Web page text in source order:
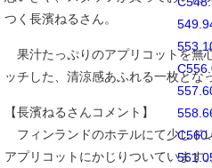
つく長濱ねるさん。
果汁たっぷりのアプリコットを無
ッチした、清涼感あふれる一枚とな
【長濱ねるさんコメント】
フィンランドのホテルにて少しド
アプリコットにかじりついています